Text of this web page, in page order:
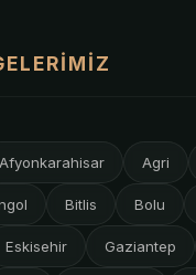
Afyonkarahisar Agri
Bitlis Bolu
Eskisehir Gaziantep